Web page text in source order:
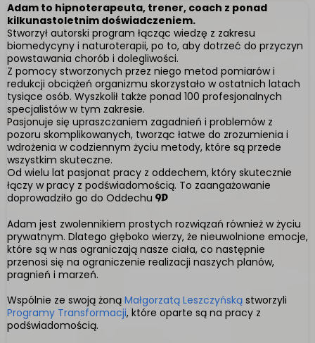
Cukrzyca typu 9D
Niedawne urazy fizyczne lub operacje
9D
Adam to hipnoterapeuta, trener, coach z ponad
kilkunastoletnim doświadczeniem.
Stworzył autorski program łącząc wiedzę z zakresu
biomedycyny i naturoterapii, po to, aby dotrzeć do przyczyn
powstawania chorób i dolegliwości.
Z pomocy stworzonych przez niego metod pomiarów i
redukcji obciążeń organizmu skorzystało w ostatnich latach
tysiące osób. Wyszkolił także ponad 100 profesjonalnych
specjalistów w tym zakresie.
Pasjonuje się upraszczaniem zagadnień i problemów z
pozoru skomplikowanych, tworząc łatwe do zrozumienia i
wdrożenia w codziennym życiu metody, które są przede
wszystkim skuteczne.
Od wielu lat pasjonat pracy z oddechem, który skutecznie
łączy w pracy z podświadomością. To zaangażowanie
doprowadziło go do Oddechu 9D
Adam jest zwolennikiem prostych rozwiązań również w życiu
prywatnym. Dlatego głęboko wierzy, że nieuwolnione emocje,
które są w nas ograniczają nasze ciała, co następnie
przenosi się na ograniczenie realizacji naszych planów,
pragnień i marzeń.
Wspólnie ze swoją żoną Małgorzatą Leszczyńską stworzyli
Programy Transformacji, które oparte są na pracy z
podświadomością.